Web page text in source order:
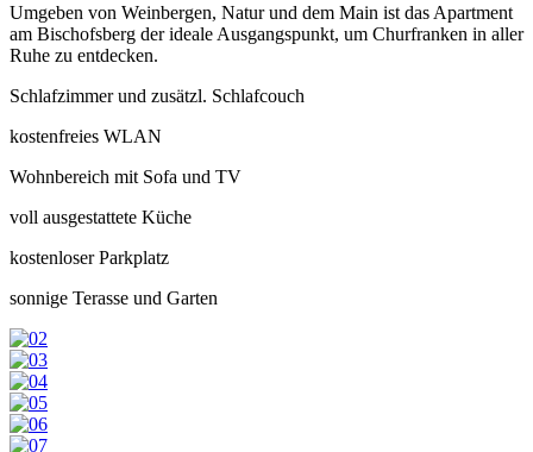
Umgeben von Weinbergen, Natur und dem Main ist das Apartment
am Bischofsberg der ideale Ausgangspunkt, um Churfranken in aller
Ruhe zu entdecken.
Schlafzimmer und zusätzl. Schlafcouch
kostenfreies WLAN
Wohnbereich mit Sofa und TV
voll ausgestattete Küche
kostenloser Parkplatz
sonnige Terasse und Garten